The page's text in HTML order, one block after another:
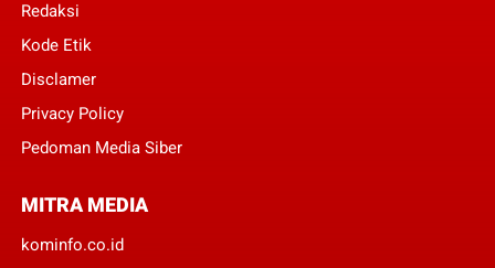
Redaksi
Kode Etik
Disclamer
Privacy Policy
Pedoman Media Siber
MITRA MEDIA
kominfo.co.id